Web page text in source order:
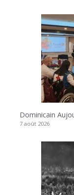
Dominicain
7 août 2026